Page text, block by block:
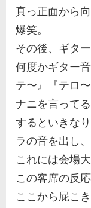
真っ正面から
爆笑。
その後、ギタ
何度かギター
テ〜』『テロ
ナニを言って
するといきな
ラの音を出し
これには会場大
この客席の反
ここから屁こ